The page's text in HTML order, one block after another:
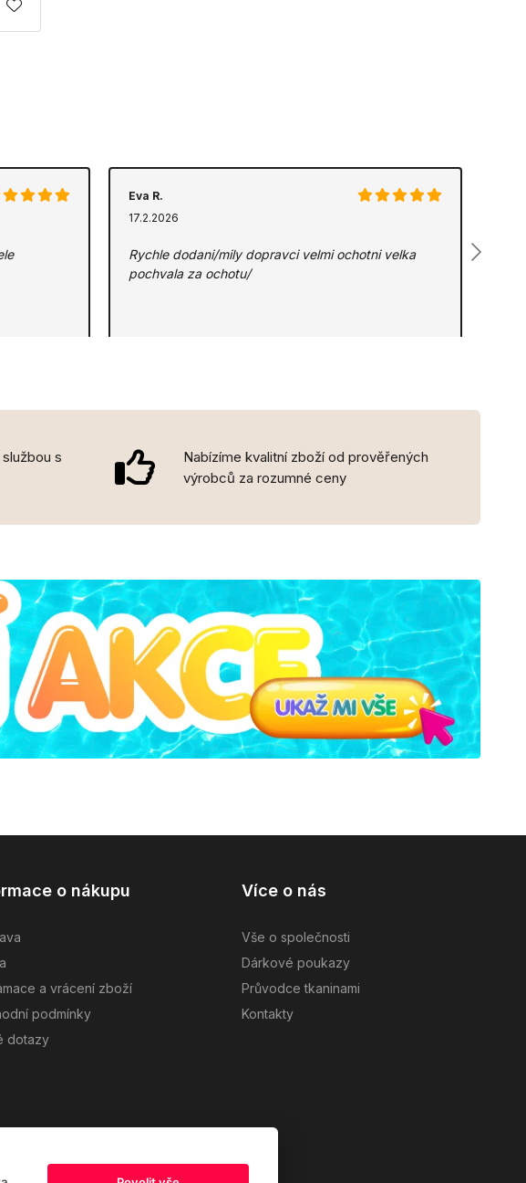
Eva R.
17.2.2026
Rychle dodani/mily dopravci velmi ochotni velka
pochvala za ochotu/
s
Nabízíme kvalitní zboží od prověřených
výrobců za rozumné ceny
o nákupu
a vrácení zboží
podmínky
dotazy
Více o nás
Vše o společnosti
Dárkové poukazy
Průvodce tkaninami
Kontakty